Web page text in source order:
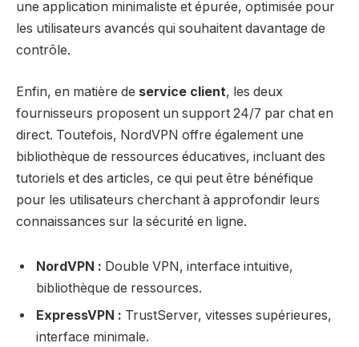
une application minimaliste et épurée, optimisée pour
les utilisateurs avancés qui souhaitent davantage de
contrôle.
Enfin, en matière de service client, les deux
fournisseurs proposent un support 24/7 par chat en
direct. Toutefois, NordVPN offre également une
bibliothèque de ressources éducatives, incluant des
tutoriels et des articles, ce qui peut être bénéfique
pour les utilisateurs cherchant à approfondir leurs
connaissances sur la sécurité en ligne.
NordVPN : Double VPN, interface intuitive,
bibliothèque de ressources.
ExpressVPN : TrustServer, vitesses supérieures,
interface minimale.